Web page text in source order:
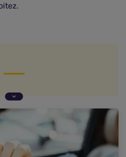
figurant sur un rapport
d'un véhicule ?